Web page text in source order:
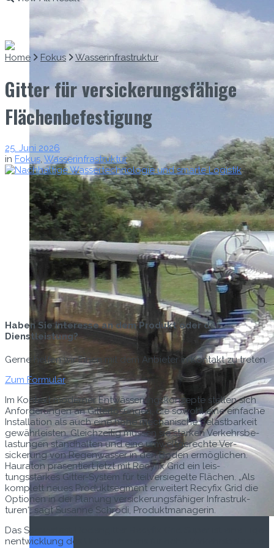
Titel-Thema
Home Fokus Wasserinfrastruktur
Gitter für versickerungsfähige
Flächenbefestigung
25. Juni 2026
in Fokus, Wasserinfrastruktur
Haben Sie interesse an dem Produkt oder der
Dienstleistung?
Gerne helfen wir Ihnen mit dem Anbieter in Kontakt zu treten.
Zum Formular
Im Kon­text mod­ern­er Entwässerungskonzepte stellen sich
Anforderun­gen an Git­ter­lö­sun­gen, die sowohl eine ein­fache
Instal­la­tion als auch eine hohe mech­a­nis­che Belast­barkeit
gewährleis­ten. Gle­ichzeit­ig müssen sie starken Verkehrs­be­
las­tun­gen stand­hal­ten und eine umwelt­gerechte Ver­
sickerung von Regen­wass­er in den Boden ermöglichen.
Hau­ra­ton präsen­tiert jet­zt mit Recy­fix Grid ein leis­
tungsstarkes Git­ter-Sys­tem für teil­ver­siegelte Flächen. „Als
kom­plett neues Pro­duk­t­seg­ment erweit­ert Recy­fix Grid die
Optio­nen in der Pla­nung ver­sickerungs­fähiger Infra­struk­
turen“, sagt Susanne Schro­di, Produktmanagerin.
Das Schw­er­last-Boden­git­ter Recy­fix Grid Super ist eine Eige­
nen­twick­lung des Unternehmens für hohe Verkehrs­be­las­tun­